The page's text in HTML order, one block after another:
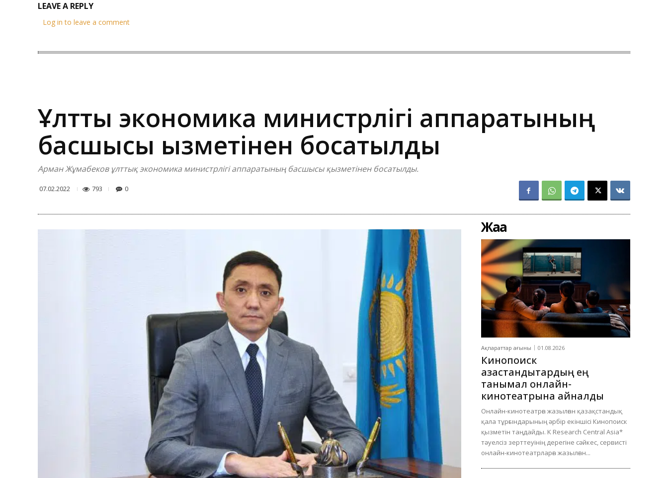
LEAVE A REPLY
Log in to leave a comment